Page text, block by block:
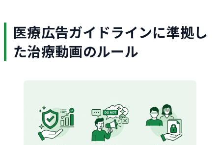
医療広告ガイドラインに準拠し
た治療動画のルール